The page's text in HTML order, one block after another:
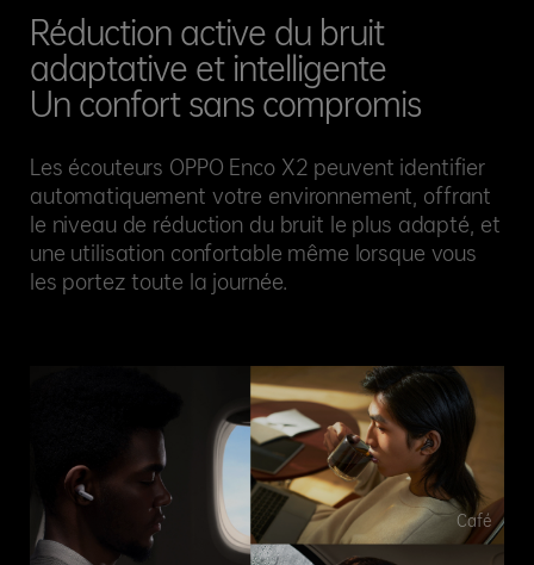
Réduction active du bruit
adaptative et intelligente
Un confort sans compromis
Les écouteurs OPPO Enco X2 peuvent identifier
automatiquement votre environnement, offrant
le niveau de réduction du bruit le plus adapté, et
une utilisation confortable même lorsque vous
les portez toute la journée.
Café